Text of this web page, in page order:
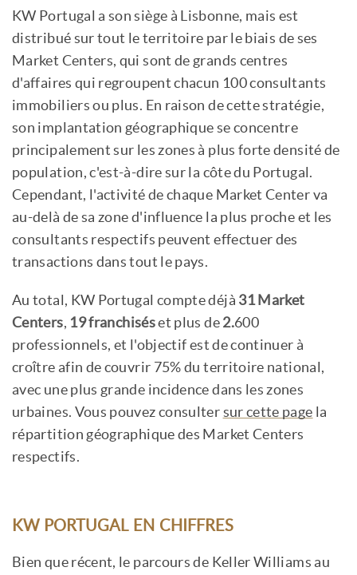
KW Portugal a son siège à Lisbonne, mais est
distribué sur tout le territoire par le biais de ses
Market Centers, qui sont de grands centres
d'affaires qui regroupent chacun 100 consultants
immobiliers ou plus. En raison de cette stratégie,
son implantation géographique se concentre
principalement sur les zones à plus forte densité de
population, c'est-à-dire sur la côte du Portugal.
Cependant, l'activité de chaque Market Center va
au-delà de sa zone d'influence la plus proche et les
consultants respectifs peuvent effectuer des
transactions dans tout le pays.
Au total, KW Portugal compte déjà 31 Market
Centers, 19 franchiséset plus de 2.600
professionnels, et l'objectif est de continuer à
croître afin de couvrir 75% du territoire national,
avec une plus grande incidence dans les zones
urbaines. Vous pouvez consulter sur cette page la
répartition géographique des Market Centers
respectifs.
KW PORTUGAL EN CHIFFRES
Bien que récent, le parcours de Keller Williams au